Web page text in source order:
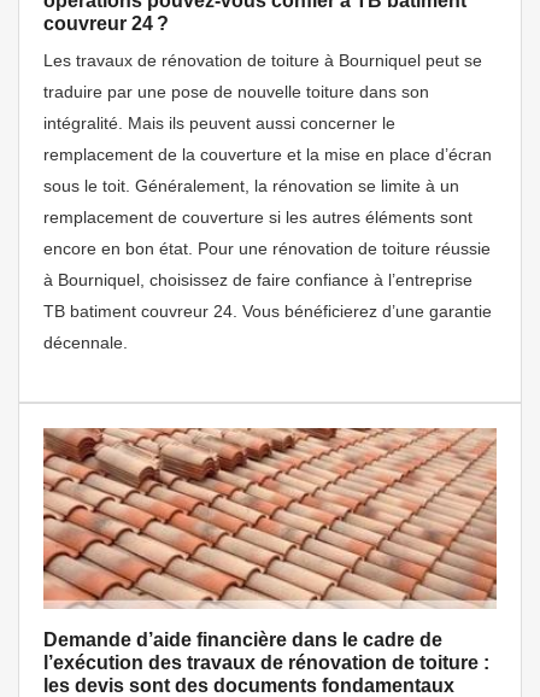
couvreur 24 ?
Les travaux de rénovation de toiture à Bourniquel peut se
traduire par une pose de nouvelle toiture dans son
intégralité. Mais ils peuvent aussi concerner le
remplacement de la couverture et la mise en place d’écran
sous le toit. Généralement, la rénovation se limite à un
remplacement de couverture si les autres éléments sont
encore en bon état. Pour une rénovation de toiture réussie
à Bourniquel, choisissez de faire confiance à l’entreprise
TB batiment couvreur 24. Vous bénéficierez d’une garantie
décennale.
Demande d’aide financière dans le cadre de
l’exécution des travaux de rénovation de toiture :
les devis sont des documents fondamentaux